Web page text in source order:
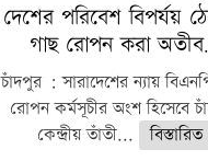
দেশের পরিবেশ বিপর্যয়
গাছ রোপন করা
চাঁদপুর : সারাদেশের ন্যায়
রোপন কর্মসূচীর অংশ হিসেবে
কেন্দ্রীয় তাঁতী...
বিস্তারিত